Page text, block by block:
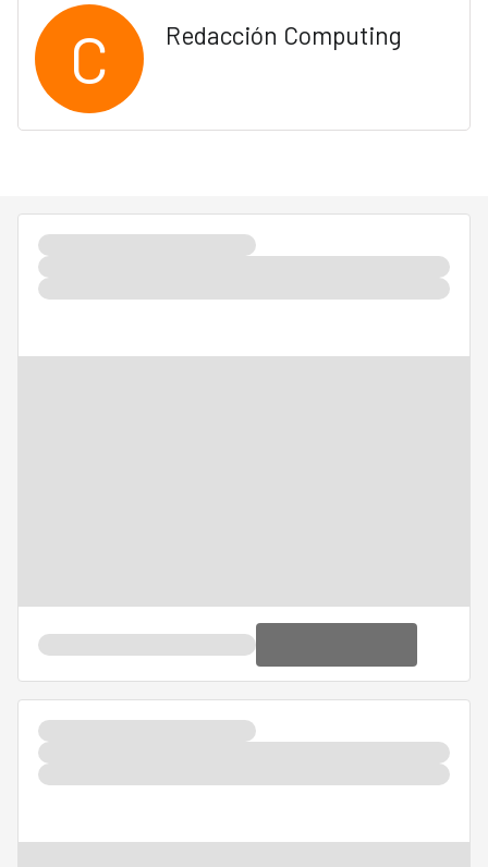
C Redacción Computing